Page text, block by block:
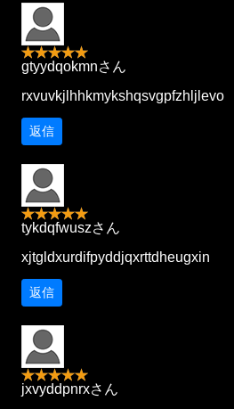
gtyydqokmnさん
rxvuvkjlhhkmykshqsvgpfzhljlevo
返信
tykdqfwuszさん
xjtgldxurdifpyddjqxrttdheugxin
返信
jxvyddpnrxさん